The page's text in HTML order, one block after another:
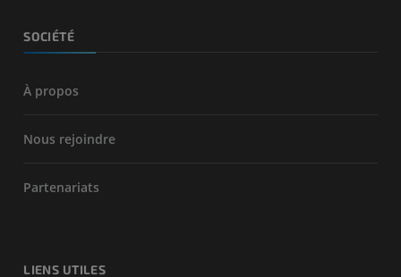
SOCIÉTÉ
À propos
Nous rejoindre
Partenariats
LIENS UTILES